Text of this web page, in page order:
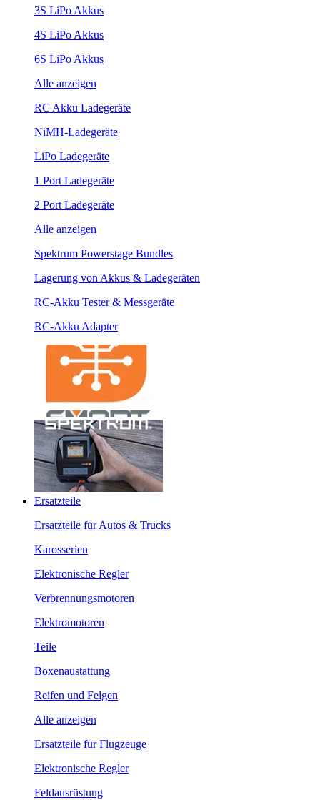
3S LiPo Akkus
4S LiPo Akkus
6S LiPo Akkus
Alle anzeigen
RC Akku Ladegeräte
NiMH-Ladegeräte
LiPo Ladegeräte
1 Port Ladegeräte
2 Port Ladegeräte
Alle anzeigen
Spektrum Powerstage Bundles
Lagerung von Akkus & Ladegeräten
RC-Akku Tester & Messgeräte
RC-Akku Adapter
Ersatzteile
Ersatzteile für Autos & Trucks
Karosserien
Elektronische Regler
Verbrennungsmotoren
Elektromotoren
Teile
Boxenaustattung
Reifen und Felgen
Alle anzeigen
Ersatzteile für Flugzeuge
Elektronische Regler
Feldausrüstung